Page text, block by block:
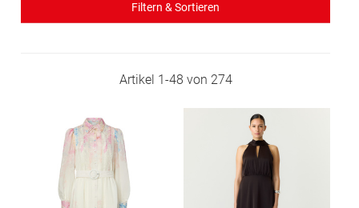
Filtern & Sortieren
Artikel 1-48 von 274